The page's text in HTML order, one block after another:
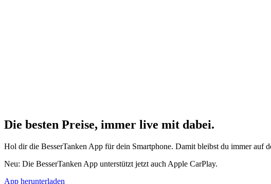
Die besten Preise, immer live mit dabei.
Hol dir die BesserTanken App für dein Smartphone. Damit bleibst du immer auf
Neu: Die BesserTanken App unterstützt jetzt auch Apple CarPlay.
App herunterladen